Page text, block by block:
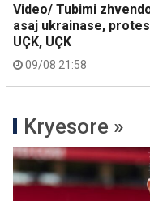
Video/ Tubimi
asaj ukrainase,
UÇK, UÇK
09/08 21:58
Kryesore »